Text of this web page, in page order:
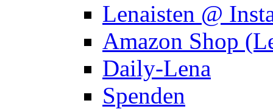
Lenaisten @
Amazon Shop
Daily-Lena
Spenden